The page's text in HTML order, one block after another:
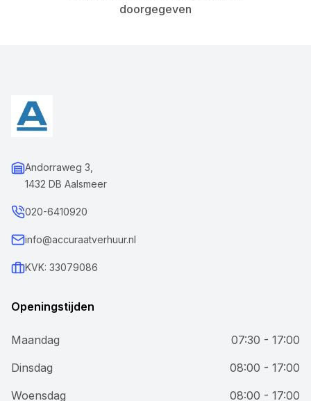
doorgegeven
Andorraweg 3,
1432 DB Aalsmeer
020-6410920
info@accuraatverhuur.nl
KVK: 33079086
Openingstijden
Maandag
07:30 - 17:00
Dinsdag
08:00 - 17:00
Woensdag
08:00 - 17:00